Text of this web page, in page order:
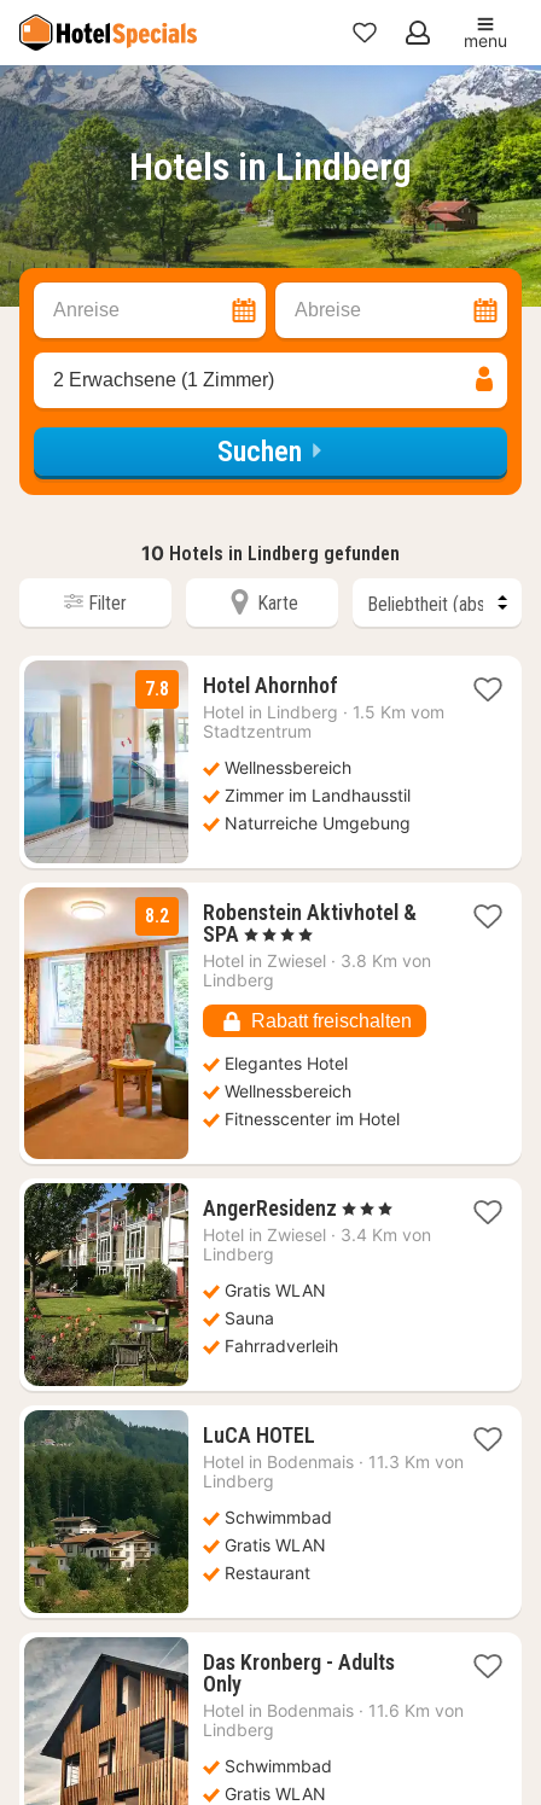
Meine
Favoriten
menu
Hotels in Lindberg
Anreise Abreise
2 Erwachsene (1 Zimmer)
Suchen
10 Hotels in Lindberg gefunden
Filter Karte
7.8 Hotel Ahornhof1
Nacht
ab
€
Hotel in Lindberg · 1.5 Km vom
Stadtzentrum
Wellnessbereich
Zimmer im Landhausstil
Naturreiche Umgebung
8.2
Robenstein Aktivhotel &
SPA 1
Nacht
ab
120,99
€
, 4 Sterne
Hotel in Zwiesel · 3.8 Km von
Lindberg
Rabatt freischalten
Elegantes Hotel
Wellnessbereich
Fitnesscenter im Hotel
AngerResidenz 1
Nacht
, 3 Sterne
Hotel in Zwiesel · 3.4 Km von
Lindberg
Gratis WLAN
Sauna
Fahrradverleih
LuCA HOTEL
Nacht
€
Hotel in Bodenmais · 11.3 Km von
Lindberg
Schwimmbad
Gratis WLAN
Restaurant
Das Kronberg - Adults
Only1
Nacht
ab
152,45
€
Hotel in Bodenmais · 11.6 Km von
Lindberg
Schwimmbad
Gratis WLAN